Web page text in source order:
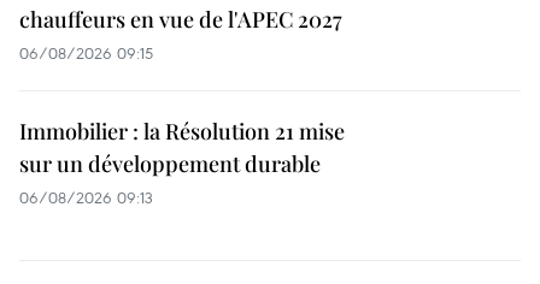
chauffeurs en vue de l'APEC 2027
06/08/2026 09:15
Immobilier : la Résolution 21 mise
sur un développement durable
06/08/2026 09:13